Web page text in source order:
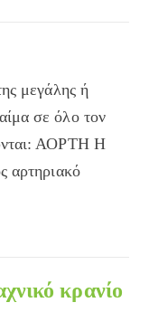
μεγάλης ή
σε όλο τον
ΑΟΡΤΗ Η
αρτηριακό
κρανίο